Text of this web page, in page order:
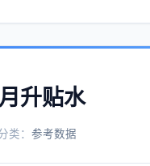
升贴水
类： 参考数据